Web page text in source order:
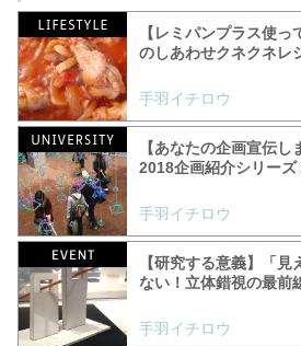
【レミパンプラス使
のしあわせクネクネレ
手羽イチロウ
【あなたの企画宣伝
2018企画紹介シリーズ
手羽イチロウ
【研究する意義】「
ない！立体錯視の最前
手羽イチロウ